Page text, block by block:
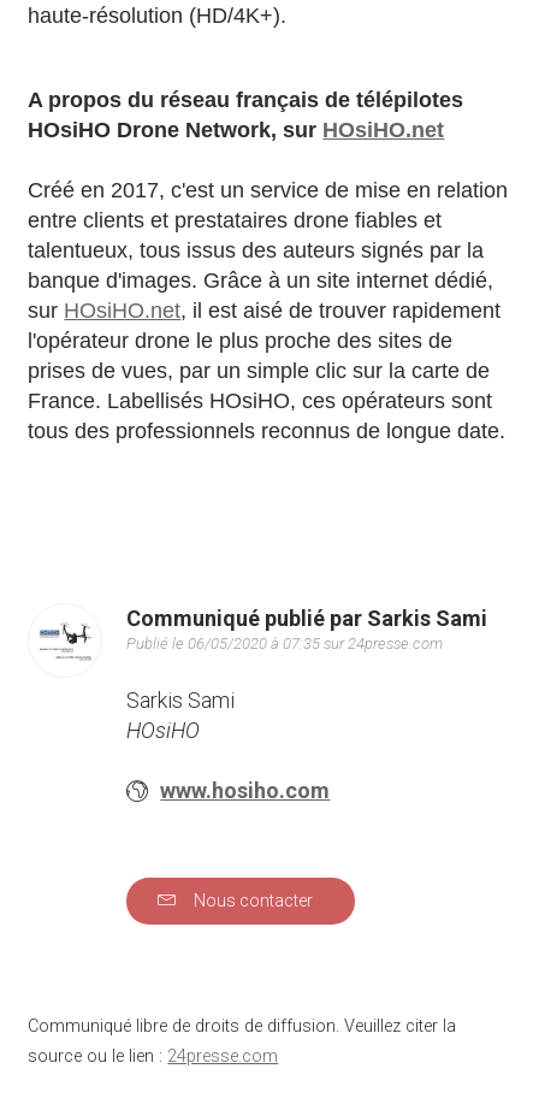
haute-résolution (HD/4K+).
A propos du réseau français de télépilotes
HOsiHO Drone Network, sur HOsiHO.net
Créé en 2017, c'est un service de mise en relation
entre clients et prestataires drone fiables et
talentueux, tous issus des auteurs signés par la
banque d'images. Grâce à un site internet dédié,
sur HOsiHO.net, il est aisé de trouver rapidement
l'opérateur drone le plus proche des sites de
prises de vues, par un simple clic sur la carte de
France. Labellisés HOsiHO, ces opérateurs sont
tous des professionnels reconnus de longue date.
Communiqué publié par Sarkis Sami
Publié le 06/05/2020 à 07:35 sur 24presse.com
Sarkis Sami
HOsiHO
www.hosiho.com
Nous contacter
Communiqué libre de droits de diffusion. Veuillez citer la
source ou le lien : 24presse.com